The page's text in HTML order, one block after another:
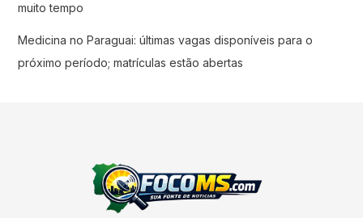
muito tempo
Medicina no Paraguai: últimas vagas disponíveis para o
próximo período; matrículas estão abertas